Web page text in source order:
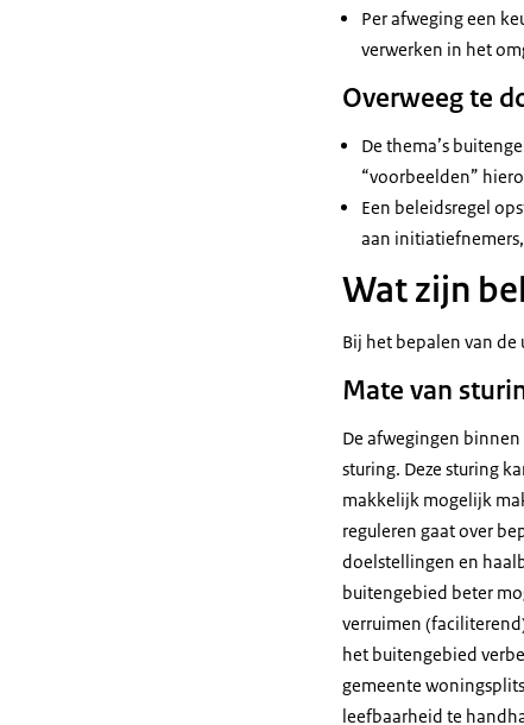
Per afweging een
verwerken in het
Overweeg te
De thema’s
“voorbeelden”
Een beleidsregel
aan
Wat zijn
Bij het bepalen van
Mate van
De afwegingen
sturing. Deze sturing
makkelijk mogelijk
reguleren gaat over
doelstellingen en
buitengebied beter
verruimen
het buitengebied
gemeente
leefbaarheid te